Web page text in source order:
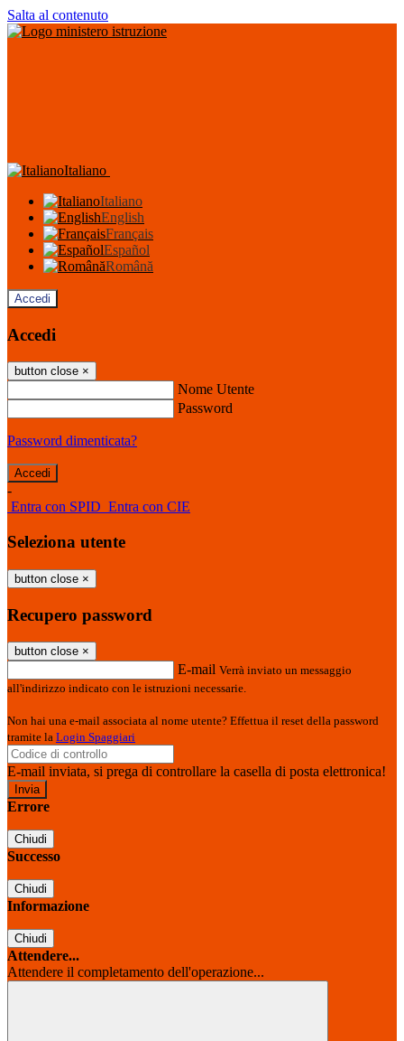
Salta al contenuto
Italiano
Italiano
English
Français
Español
Română
Accedi
Accedi
button close ×
Nome Utente
Password
Password dimenticata?
-
Entra con SPID Entra con CIE
Seleziona utente
button close ×
Recupero password
button close ×
E-mail Verrà inviato un messaggio
all'indirizzo indicato con le istruzioni necessarie.
Non hai una e-mail associata al nome utente? Effettua il reset della password
tramite la Login Spaggiari
E-mail inviata, si prega di controllare la casella di posta elettronica!
Errore
Chiudi
Successo
Chiudi
Informazione
Chiudi
Attendere...
Attendere il completamento dell'operazione...